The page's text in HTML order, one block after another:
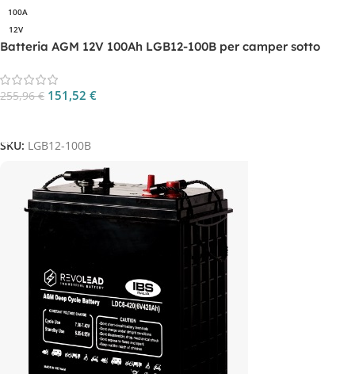
100A
12V
Batteria AGM 12V 100Ah LGB12-100B per camper sotto
255,96€ 151,52 €
SKU: LGB12-100B